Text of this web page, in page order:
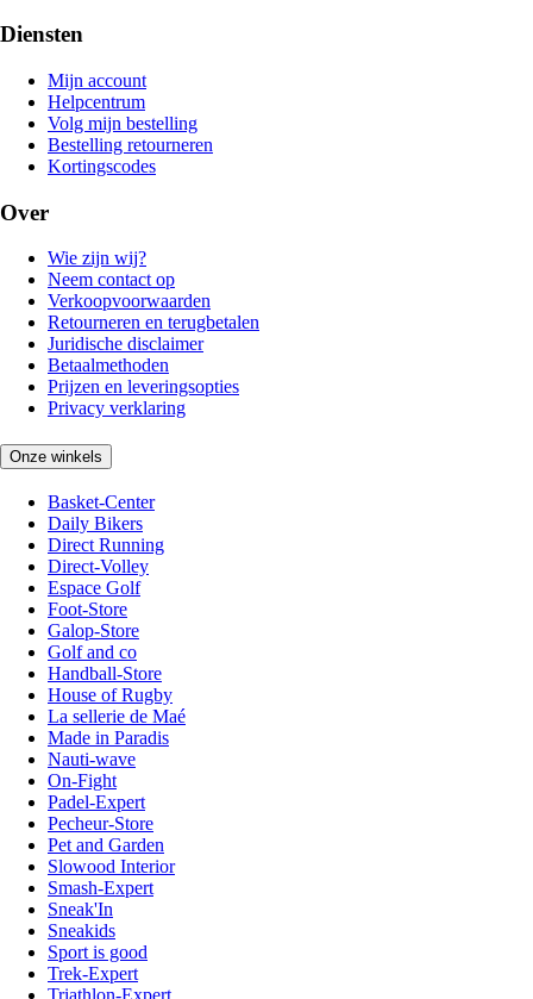
Diensten
Mijn account
Helpcentrum
Volg mijn bestelling
Bestelling retourneren
Kortingscodes
Over
Wie zijn wij?
Neem contact op
Verkoopvoorwaarden
Retourneren en terugbetalen
Juridische disclaimer
Betaalmethoden
Prijzen en leveringsopties
Privacy verklaring
Onze winkels
Basket-Center
Daily Bikers
Direct Running
Direct-Volley
Espace Golf
Foot-Store
Galop-Store
Golf and co
Handball-Store
House of Rugby
La sellerie de Maé
Made in Paradis
Nauti-wave
On-Fight
Padel-Expert
Pecheur-Store
Pet and Garden
Slowood Interior
Smash-Expert
Sneak'In
Sneakids
Sport is good
Trek-Expert
Triathlon-Expert